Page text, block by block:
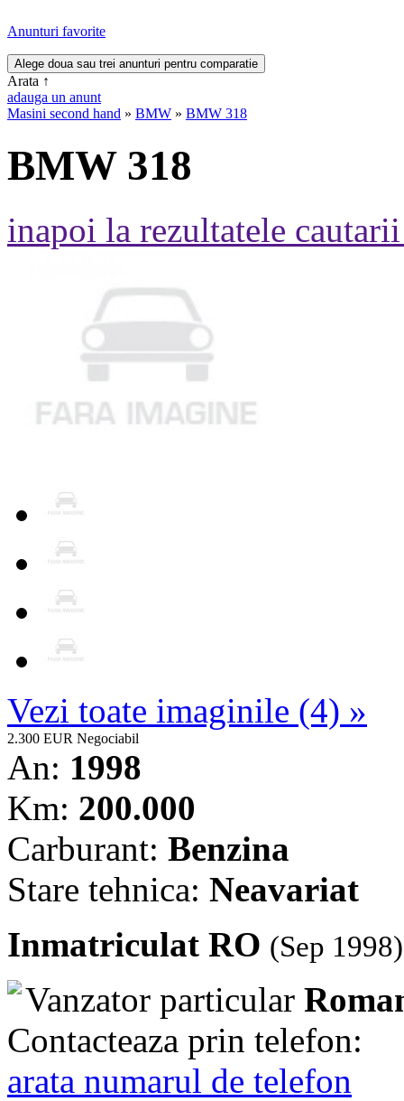
Anunturi favorite
Arata ↑
adauga un anunt
Masini second hand » BMW » BMW 318
BMW 318
inapoi la rezultatele
Vezi toate imaginile (4) »
2.300 EUR Negociabil
An: 1998
Km: 200.000
Carburant: Benzina
Stare tehnica: Neavariat
Inmatriculat RO (Sep 1998)
Vanzator particular
Contacteaza prin telefon:
arata numarul de telefon